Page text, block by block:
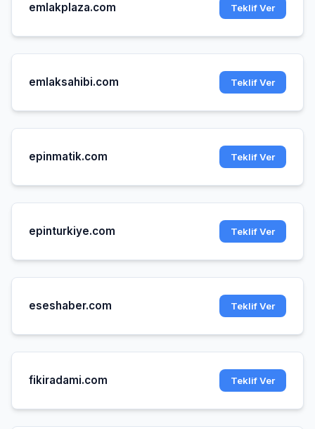
emlakplaza.com Teklif Ver
emlaksahibi.com Teklif Ver
epinmatik.com Teklif Ver
epinturkiye.com Teklif Ver
eseshaber.com Teklif Ver
fikiradami.com Teklif Ver